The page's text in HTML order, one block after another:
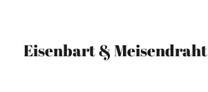
Eisenbart & Meisendraht